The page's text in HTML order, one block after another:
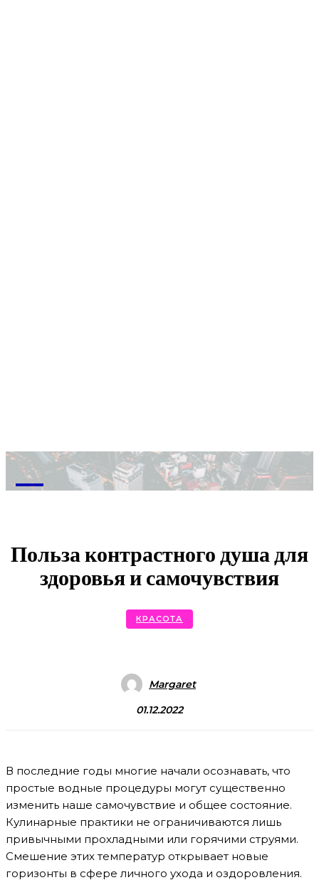
M
Польза контрастного душа для
здоровья и самочувствия
КРАСОТА
Margaret
01.12.2022
В последние годы многие начали осознавать, что
простые водные процедуры могут существенно
изменить наше самочувствие и общее состояние.
Кулинарные практики не ограничиваются лишь
привычными прохладными или горячими струями.
Смешение этих температур открывает новые
горизонты в сфере личного ухода и оздоровления.